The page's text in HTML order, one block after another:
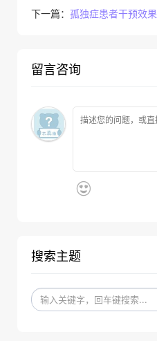
下一篇： 孤独症患者干预效
留言咨询
搜索主题